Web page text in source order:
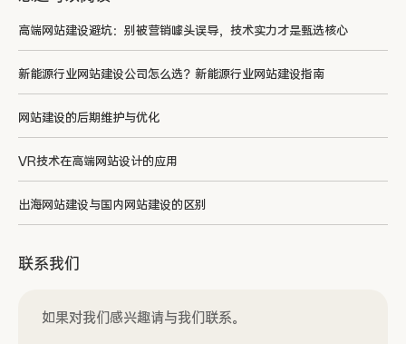
高端网站建设避坑：别被营销噱头误导，技术实力才是甄选核心
新能源行业网站建设公司怎么选？新能源行业网站建设指南
网站建设的后期维护与优化
VR技术在高端网站设计的应用
出海网站建设与国内网站建设的区别
联系我们
如果对我们感兴趣请与我们联系。